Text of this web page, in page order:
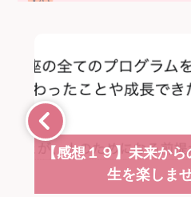
【感想１９】未来か
生を楽しま